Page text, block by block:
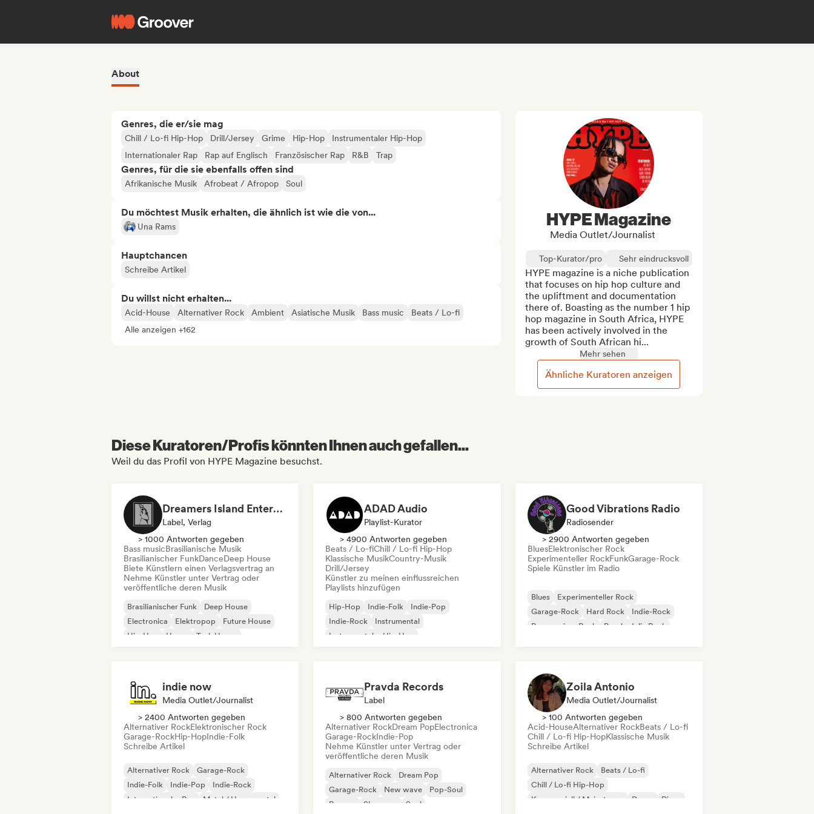
About
Genres, die er/sie mag
Chill / Lo-fi Hip-Hop Drill/Jersey Grime Hip-Hop
Instrumentaler Hip-Hop
Internationaler Rap
Rap auf Englisch Französischer Rap R&B Trap
Genres, für die sie ebenfalls offen sind
Afrikanische Musik Afrobeat / Afropop Soul
Du möchtest Musik erhalten, die ähnlich ist wie die von...
Una Rams
Hauptchancen
Schreibe Artikel
Du willst nicht erhalten...
Acid-House Alternativer Rock Ambient Asiatische Musik Bass music
Beats / Lo-fi
Alle anzeigen +162
HYPE Magazine
Media Outlet/Journalist
Top-Kurator/pro Sehr eindrucksvoll
HYPE magazine is a niche publication
that focuses on hip hop culture and
the upliftment and documentation
there of. Boasting as the number 1 hip
hop magazine in South Africa, HYPE
has been actively involved in the
growth of South African hi...
Mehr sehen
Ähnliche Kuratoren anzeigen
Diese Kuratoren/Profis könnten Ihnen auch gefallen...
Weil du das Profil von HYPE Magazine besuchst.
Dreamers Island Entertainment
Label, Verlag
> 1000 Antworten gegeben
Bass musicBrasilianische Musik
Brasilianischer FunkDanceDeep House
Biete Künstlern einen Verlagsvertrag an
Nehme Künstler unter Vertrag oder
veröffentliche deren Musik
Brasilianischer Funk
Deep House
Electronica
Elektropop
Future House
Hip-Hop
House Tech House
ADAD Audio
Playlist-Kurator
> 4900 Antworten gegeben
Beats / Lo-fiChill / Lo-fi Hip-Hop
Klassische MusikCountry-Musik
Drill/Jersey
Künstler zu meinen einflussreichen
Playlists hinzufügen
Hip-Hop Indie-Folk
Indie-Pop
Indie-Rock
Instrumental
Instrumentaler Hip-Hop
Good Vibrations Radio
Radiosender
> 2900 Antworten gegeben
BluesElektronischer Rock
Experimenteller RockFunkGarage-Rock
Spiele Künstler im Radio
Blues
Experimenteller Rock
Garage-Rock
Hard Rock
Indie-Rock
Progressiver Rock
Psychedelic Rock
indie now
Media Outlet/Journalist
> 2400 Antworten gegeben
Alternativer RockElektronischer Rock
Garage-RockHip-HopIndie-Folk
Schreibe Artikel
Alternativer Rock
Garage-Rock
Indie-Folk
Indie-Pop
Indie-Rock
Internationaler Rap
Metal / Heavy metal
Pravda Records
Label
> 800 Antworten gegeben
Alternativer RockDream PopElectronica
Garage-RockIndie-Pop
Nehme Künstler unter Vertrag oder
veröffentliche deren Musik
Alternativer Rock
Dream Pop
Garage-Rock
New wave
Pop-Soul
Reggae
Shoegaze Soul
Zoila Antonio
Media Outlet/Journalist
> 100 Antworten gegeben
Acid-HouseAlternativer RockBeats / Lo-fi
Chill / Lo-fi Hip-HopKlassische Musik
Schreibe Artikel
Alternativer Rock
Beats / Lo-fi
Chill / Lo-fi Hip-Hop
Kommerziell / Mainstream
Dance
Disco